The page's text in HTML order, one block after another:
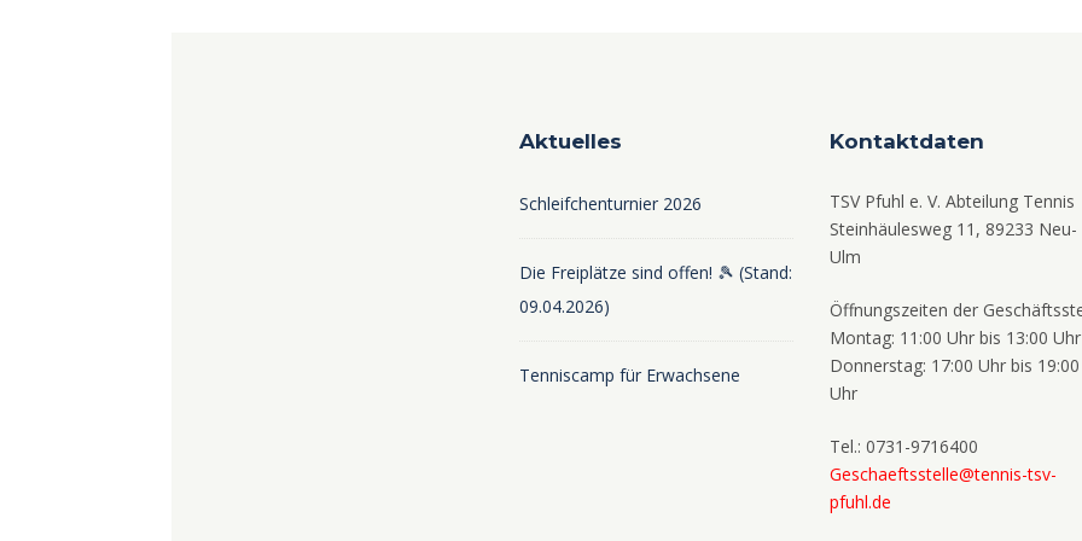
Aktuelles
Schleifchenturnier 2026
Die Freiplätze sind offen! 🎾 (Stand:
09.04.2026)
Tenniscamp für Erwachsene
Kontaktdaten
TSV Pfuhl e. V. Abteilung Tennis
Steinhäulesweg 11, 89233 Neu-
Ulm
Öffnungszeiten der
Montag: 11:00 Uhr bis 13:00 Uhr
Donnerstag: 17:00 Uhr bis 19:00
Uhr
Tel.: 0731-9716400
Geschaeftsstelle@tennis-tsv-
pfuhl.de